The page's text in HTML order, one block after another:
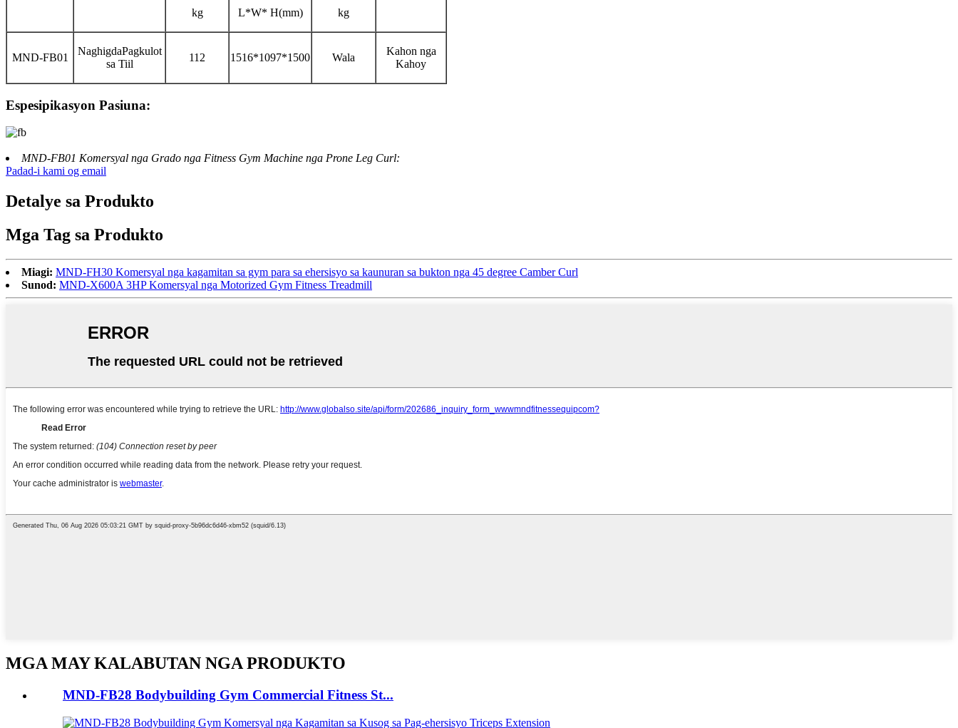
kg L*W* H(mm) kg
MND-FB01
NaghigdaPagkulot
sa Tiil
112 1516*1097*1500 Wala
Kahon nga
Kahoy
Espesipikasyon Pasiuna:
MND-FB01 Komersyal nga Grado nga Fitness Gym Machine nga Prone Leg Curl:
Padad-i kami og email
Detalye sa Produkto
Mga Tag sa Produkto
Miagi: MND-FH30 Komersyal nga kagamitan sa gym para sa ehersisyo sa kaunuran sa bukton nga 45 degree Camber Curl
Sunod: MND-X600A 3HP Komersyal nga Motorized Gym Fitness Treadmill
MGA MAY KALABUTAN NGA PRODUKTO
MND-FB28 Bodybuilding Gym Commercial Fitness St...